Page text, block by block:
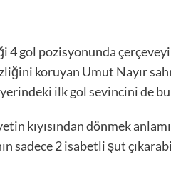
4 gol pozisyonunda
koruyan Umut Nayır
ilk gol sevincini de
kıyısından dönmek
sadece 2 isabetli şut